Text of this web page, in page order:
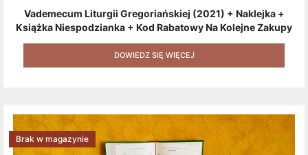
Vademecum Liturgii Gregoriańskiej (2021) + Naklejka +
Książka Niespodzianka + Kod Rabatowy Na Kolejne Zakupy
+ Gratis (książka W Formacie Elektronicznym) [zestaw 3
Produktów + Kod Rabatowy + Gratis]
DOWIEDZ SIĘ WIĘCEJ
Brak w magazynie